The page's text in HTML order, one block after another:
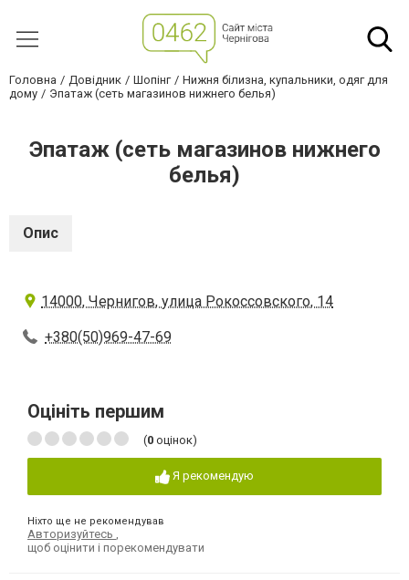
Головна Довідник Шопінг
Нижня білизна, купальники, одяг для
дому
Эпатаж (сеть магазинов нижнего белья)
Эпатаж (сеть магазинов нижнего
белья)
Опис
14000, Чернигов, улица Рокоссовского, 14
+380(50)969-47-69
Оцініть першим
(0 оцінок)
Я рекомендую
Ніхто ще не рекомендував
Авторизуйтесь
щоб оцінити і порекомендувати